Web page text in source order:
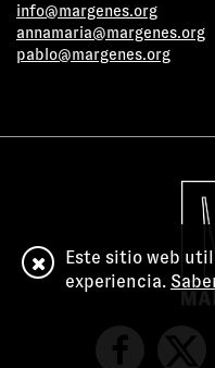
info@margenes.org
annamaria@margenes.org
pablo@margenes.org
Este sitio web
experiencia.